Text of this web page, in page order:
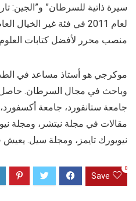
سيرة ذاتية للسرطان” و”الجين:
لعام 2011 في فئة غير
منصب محرر لأفضل كتابات العلوم
موكرجي هو أستاذ مساعد في
وباحث في مجال السرطان.
جامعة ستانفورد، جامعة أكسفورد،
مقالات في مجلة نيتشر، ومجلة
نيويورك تايمز، ومجلة سيل. يعيش
Save
0